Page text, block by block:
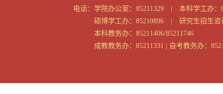
电话： 学院办公室：85211329 | 本科学工办：
硕博学工办：85210896 | 研究生招生咨
本科教务办：85211406/85211746
成教教务办：85211331 | 自考教务办：